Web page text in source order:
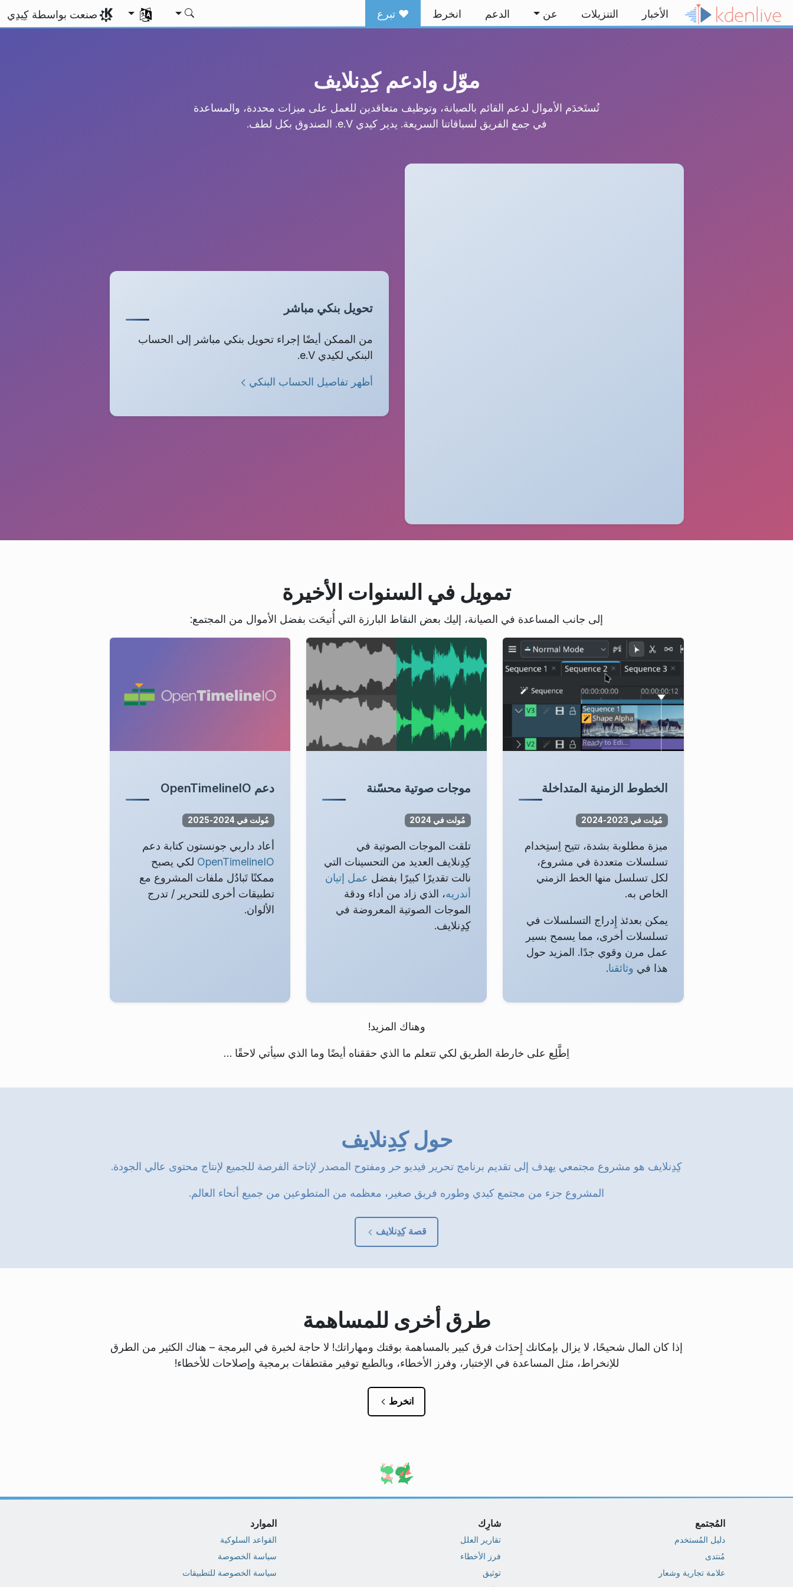
تخط المحتوى
الأخبار التنزيلات عن الدعم انخرط ❤️ تبرع
اختر لغتك
صنعت بواسطة كِيدِي
موّل وادعم كِدِنلايف
تُستَخدَم الأموال لدعم القائم بالصيانة، وتوظيف متعاقدين للعمل على ميزات محددة، والمساعدة
في جمع الفريق لسباقاتنا السريعة. يدير كيدي e.V. الصندوق بكل لطف.
تحويل بنكي مباشر
من الممكن أيضًا إجراء تحويل بنكي مباشر إلى الحساب
البنكي لكيدي e.V.
أظهر تفاصيل الحساب البنكي
تمويل في السنوات الأخيرة
إلى جانب المساعدة في الصيانة، إليك بعض النقاط البارزة التي أُتيحَت بفضل الأموال من المجتمع:
الخطوط الزمنية المتداخلة
مُولت في 2023-2024
ميزة مطلوبة بشدة، تتيح اِستِخدام
تسلسلات متعددة في مشروع،
لكل تسلسل منها الخط الزمني
الخاص به.
يمكن بعدئذ إِدراج التسلسلات في
تسلسلات أخرى، مما يسمح بسير
عمل مرن وقوي جدًا. المزيد حول
هذا في وثائقنا.
موجات صوتية محسّنة
مُولت في 2024
تلقت الموجات الصوتية في
كِدِنلايف العديد من التحسينات التي
نالت تقديرًا كبيرًا بفضل عمل إتيان
أندريه، الذي زاد من أداء ودقة
الموجات الصوتية المعروضة في
كِدِنلايف.
دعم OpenTimelineIO
مُولت في 2024-2025
أعاد داربي جونستون كتابة دعم
OpenTimelineIO لكي يصبح
ممكنًا تَبادُل ملفات المشروع مع
تطبيقات أخرى للتحرير / تدرج
الألوان.
وهناك المزيد!
اِطَّلِع على خارطة الطريق لكي تتعلم ما الذي حققناه أيضًا وما الذي سيأتي لاحقًا …
حول كِدِنلايف
كِدِنلايف هو مشروع مجتمعي يهدف إلى تقديم برنامج تحرير فيديو حر ومفتوح المصدر لإتاحة الفرصة للجميع لإنتاج محتوى عالي الجودة.
المشروع جزء من مجتمع كيدي وطوره فريق صغير، معظمه من المتطوعين من جميع أنحاء العالم.
قصة كِدِنلايف
طرق أخرى للمساهمة
إذا كان المال شحيحًا، لا يزال بإمكانك إِحدَاث فرق كبير بالمساهمة بوقتك ومهاراتك! لا حاجة لخبرة في البرمجة – هناك الكثير من الطرق
للاِنخراط، مثل المساعدة في الاِختبار، وفرز الأخطاء، وبالطبع توفير مقتطفات برمجية وإصلاحات للأخطاء!
انخرط
المُجتمع
دليل المُستخدم
مُنتدى
علامة تجارية وشعار
شارِك
تقارير العلل
فرز الأخطاء
توثيق
الموارد
القواعد السلوكية
سياسة الخصوصة
سياسة الخصوصة للتطبيقات